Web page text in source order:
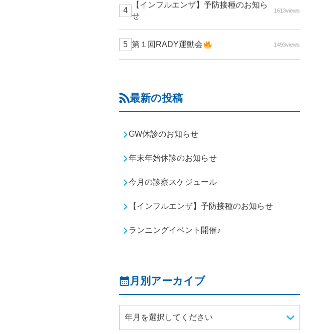
【インフルエンザ】予防接種のお知ら
せ
1613views
第１回RADY運動会 1493views
最新の投稿
GW休診のお知らせ
年末年始休診のお知らせ
今月の診察スケジュール
【インフルエンザ】予防接種のお知らせ
ランニングイベント開催♪
月別アーカイブ
年月を選択してください